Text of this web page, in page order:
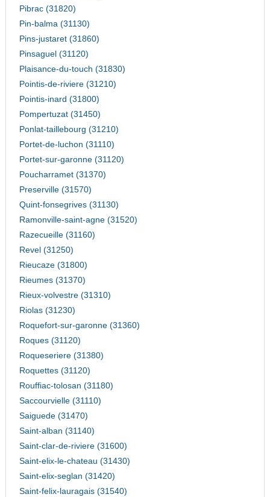
Pibrac (31820)
Pin-balma (31130)
Pins-justaret (31860)
Pinsaguel (31120)
Plaisance-du-touch (31830)
Pointis-de-riviere (31210)
Pointis-inard (31800)
Pompertuzat (31450)
Ponlat-taillebourg (31210)
Portet-de-luchon (31110)
Portet-sur-garonne (31120)
Poucharramet (31370)
Preserville (31570)
Quint-fonsegrives (31130)
Ramonville-saint-agne (31520)
Razecueille (31160)
Revel (31250)
Rieucaze (31800)
Rieumes (31370)
Rieux-volvestre (31310)
Riolas (31230)
Roquefort-sur-garonne (31360)
Roques (31120)
Roqueseriere (31380)
Roquettes (31120)
Rouffiac-tolosan (31180)
Saccourvielle (31110)
Saiguede (31470)
Saint-alban (31140)
Saint-clar-de-riviere (31600)
Saint-elix-le-chateau (31430)
Saint-elix-seglan (31420)
Saint-felix-lauragais (31540)